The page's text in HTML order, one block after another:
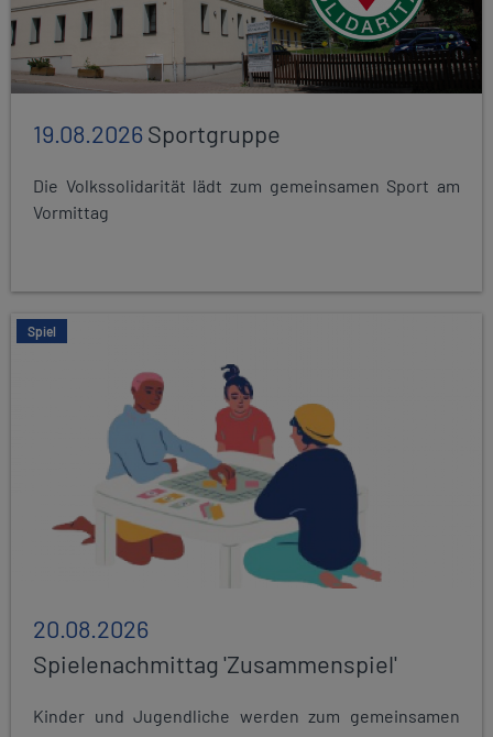
19.08.2026Sportgruppe
Die Volkssolidarität lädt zum gemeinsamen Sport am
Vormittag
Spiel
20.08.2026
Spielenachmittag 'Zusammenspiel'
Kinder und Jugendliche werden zum gemeinsamen